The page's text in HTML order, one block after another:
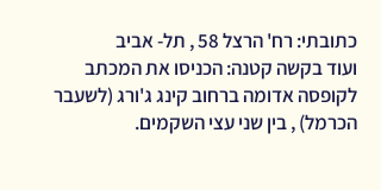
כתובתי: רח' הרצל 58 , תל- אביב
ועוד בקשה קטנה: הכניסו את המכתב
לקופסה אדומה ברחוב קינג ג'ורג (לשעבר
הכרמל) , בין שני עצי השקמים.